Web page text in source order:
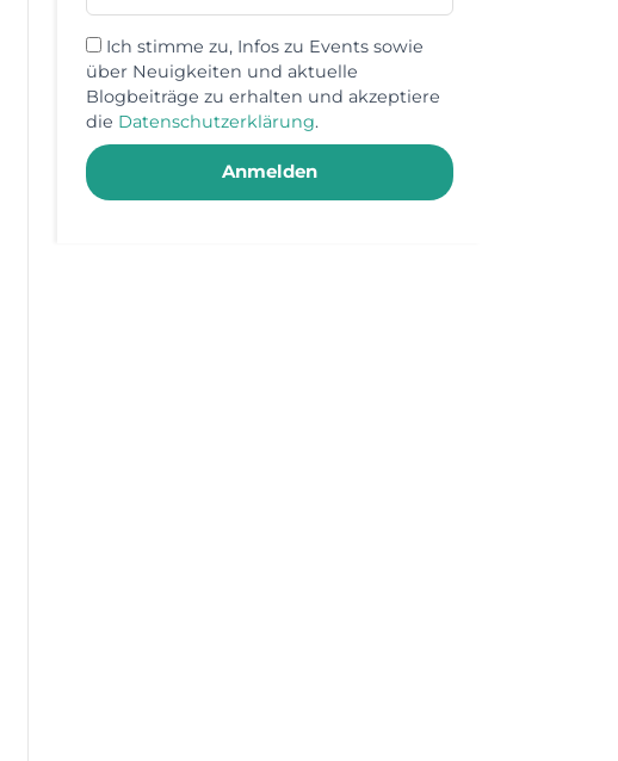
Ich stimme zu, Infos zu Events sowie
über Neuigkeiten und aktuelle
Blogbeiträge zu erhalten und akzeptiere
die Datenschutzerklärung.
Anmelden